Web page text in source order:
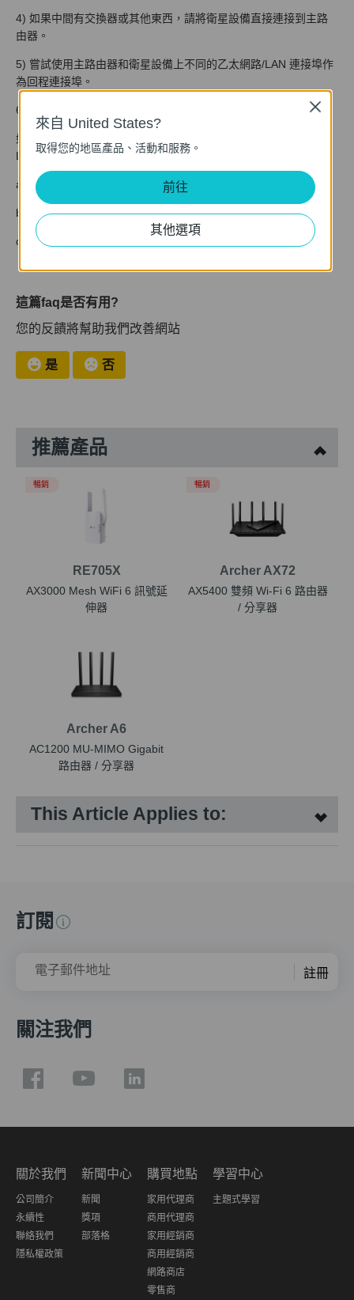
4) 如果中間有交換器或其他東西，請將衛星設備直接連接到主路
由器。
5) 嘗試使用主路由器和衛星設備上不同的乙太網路/LAN 連接埠作
為回程連接埠。
6) 重置衛星設備並重複Easy-Mesh 設定流程。
如果上述故障排除步驟無法解決這兩種情況的問題，請聯絡 TP-
Link 支援並提供以下資訊以進一步排除故障：
a. 主路由器和衛星設備的型號、硬體和韌體版本。
b. 整個網路的詳細架構。
c. 詳細描述現在問題，如果可以的話提供一些設定畫面截圖。
這篇faq是否有用?
您的反饋將幫助我們改善網站
是 否
推薦產品
RE705X
AX3000 Mesh WiFi 6 訊號延
伸器
暢銷
Archer AX72
AX5400 雙頻 Wi-Fi 6 路由器
/ 分享器
暢銷
Archer A6
AC1200 MU-MIMO Gigabit
路由器 / 分享器
This Article Applies to:
訂閱
電子郵件地址 註冊
關注我們
關於我們
公司簡介
永續性
聯絡我們
隱私權政策
新聞中心
新聞
獎項
部落格
購買地點
家用代理商
商用代理商
家用經銷商
商用經銷商
網路商店
零售商
學習中心
主題式學習
來自 United States?
取得您的地區產品、活動和服務。
前往
其他選項
Close